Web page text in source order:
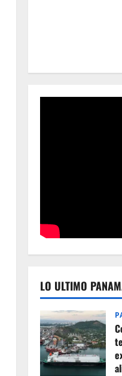
LO ULTIMO